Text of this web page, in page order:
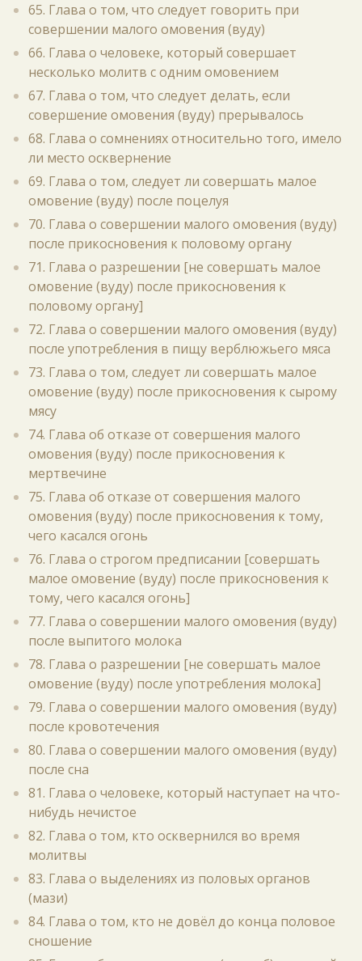
65. Глава о том, что следует говорить при
совершении малого омовения (вуду)
66. Глава о человеке, который совершает
несколько молитв с одним омовением
67. Глава о том, что следует делать, если
совершение омовения (вуду) прерывалось
68. Глава о сомнениях относительно того, имело
ли место осквернение
69. Глава о том, следует ли совершать малое
омовение (вуду) после поцелуя
70. Глава о совершении малого омовения (вуду)
после прикосновения к половому органу
71. Глава о разрешении [не совершать малое
омовение (вуду) после прикосновения к
половому органу]
72. Глава о совершении малого омовения (вуду)
после употребления в пищу верблюжьего мяса
73. Глава о том, следует ли совершать малое
омовение (вуду) после прикосновения к сырому
мясу
74. Глава об отказе от совершения малого
омовения (вуду) после прикосновения к
мертвечине
75. Глава об отказе от совершения малого
омовения (вуду) после прикосновения к тому,
чего касался огонь
76. Глава о строгом предписании [совершать
малое омовение (вуду) после прикосновения к
тому, чего касался огонь]
77. Глава о совершении малого омовения (вуду)
после выпитого молока
78. Глава о разрешении [не совершать малое
омовение (вуду) после употребления молока]
79. Глава о совершении малого омовения (вуду)
после кровотечения
80. Глава о совершении малого омовения (вуду)
после сна
81. Глава о человеке, который наступает на что-
нибудь нечистое
82. Глава о том, кто осквернился во время
молитвы
83. Глава о выделениях из половых органов
(мази)
84. Глава о том, кто не довёл до конца половое
сношение